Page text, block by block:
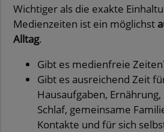
Wichtiger als die exakte
Medienzeiten ist ein möglichst
Alltag.
Gibt es medienfreie
Gibt es ausreichend Zeit
Hausaufgaben,
Schlaf, gemeinsame
Kontakte und für sich